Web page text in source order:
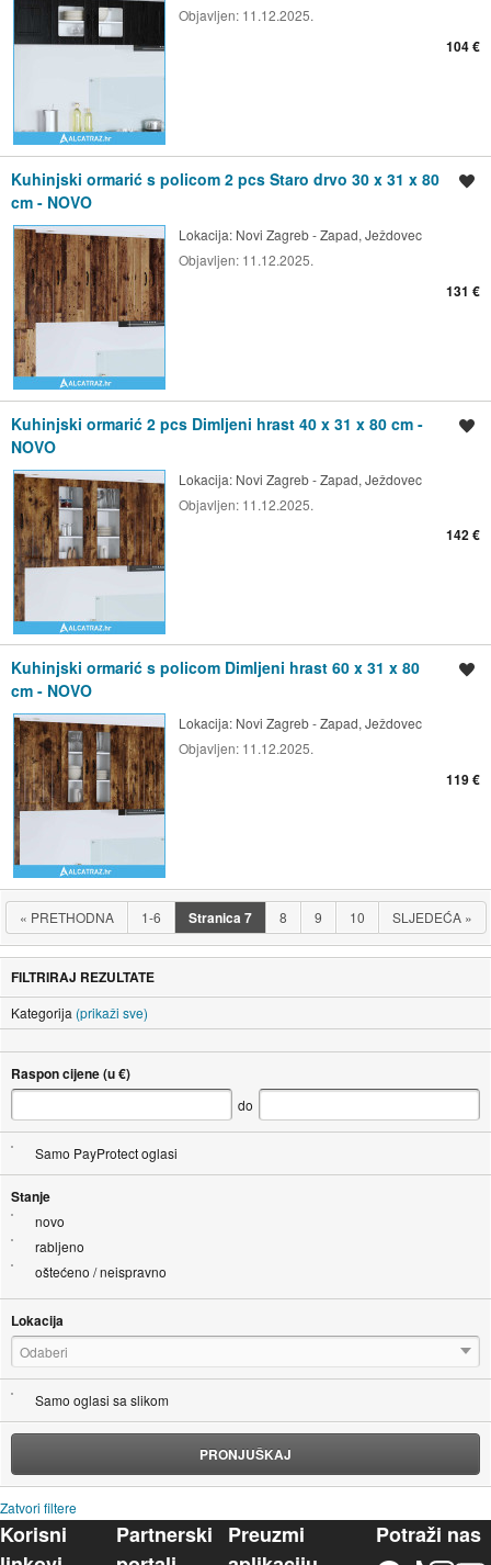
Objavljen: 11.12.2025.
104 €
Kuhinjski ormarić s policom 2 pcs Staro drvo 30 x 31 x 80
cm - NOVO
Lokacija: Novi Zagreb - Zapad, Ježdovec
Objavljen: 11.12.2025.
131 €
Kuhinjski ormarić 2 pcs Dimljeni hrast 40 x 31 x 80 cm -
NOVO
Lokacija: Novi Zagreb - Zapad, Ježdovec
Objavljen: 11.12.2025.
142 €
Kuhinjski ormarić s policom Dimljeni hrast 60 x 31 x 80
cm - NOVO
Lokacija: Novi Zagreb - Zapad, Ježdovec
Objavljen: 11.12.2025.
119 €
« PRETHODNA 1-6 Stranica7 8 9 10 SLJEDEĆA »
FILTRIRAJ REZULTATE
Kategorija (prikaži sve)
Raspon cijene (u €)
do
Samo PayProtect oglasi
Stanje
novo
rabljeno
oštećeno / neispravno
Lokacija
Odaberi
Samo oglasi sa slikom
PRONJUŠKAJ
Zatvori filtere
Korisni
Partnerski
Preuzmi
Potraži nas